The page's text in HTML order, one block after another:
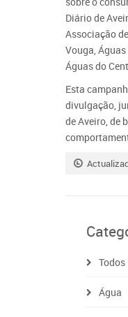
Diário de
Associação
Vouga,
Águas do
Esta
divulgação,
de Aveiro, de
Todos
Água